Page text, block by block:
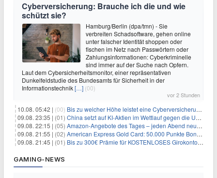
Cyberversicherung: Brauche ich die und wie
schützt sie?
Hamburg/Berlin (dpa/tmn) - Sie
verbreiten Schadsoftware, gehen online
unter falscher Identität shoppen oder
fischen im Netz nach Passwörtern oder
Zahlungsinformationen: Cyberkriminelle
sind immer auf der Suche nach Opfern.
Laut dem Cybersicherheitsmonitor, einer repräsentativen
Dunkelfeldstudie des Bundesamts für Sicherheit in der
Informationstechnik[…] (00)
vor 2 Stunden
10.08. 05:42 | (00) Bis zu welcher Höhe leistet eine Cyberversicherung?
09.08. 23:35 | (01) China setzt auf KI-Aktien im Wettlauf gegen die USA um Chip- und Technologiedominanz
09.08. 22:15 | (05) Amazon-Angebote des Tages – jeden Abend neue Deals zum Stöbern
09.08. 21:55 | (02) American Express Gold Card: 50.000 Punkte Bonus + Metall-Kreditkarte
09.08. 21:45 | (01) Bis zu 300€ Prämie für KOSTENLOSES Girokonto bei der Santander – 50€ schon nach 1 Woche!
GAMING-NEWS